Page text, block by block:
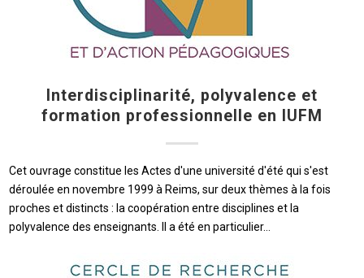
Interdisciplinarité, polyvalence et
formation professionnelle en IUFM
Cet ouvrage constitue les Actes d'une université d'été qui s'est
déroulée en novembre 1999 à Reims, sur deux thèmes à la fois
proches et distincts : la coopération entre disciplines et la
polyvalence des enseignants. Il a été en particulier…